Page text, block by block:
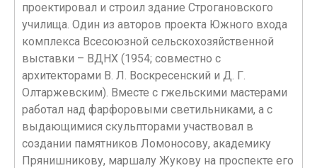
проектировал и строил здание Строгановского
училища. Один из авторов проекта Южного входа
комплекса Всесоюзной сельскохозяйственной
выставки – ВДНХ (1954; совместно с
архитекторами В. Л. Воскресенский и Д. Г.
Олтаржевским). Вместе с гжельскими мастерами
работал над фарфоровыми светильниками, а с
выдающимися скульпторами участвовал в
создании памятников Ломоносову, академику
Прянишникову, маршалу Жукову на проспекте его